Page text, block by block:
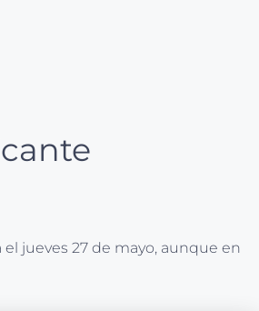
jueves 27 de mayo, aunque en